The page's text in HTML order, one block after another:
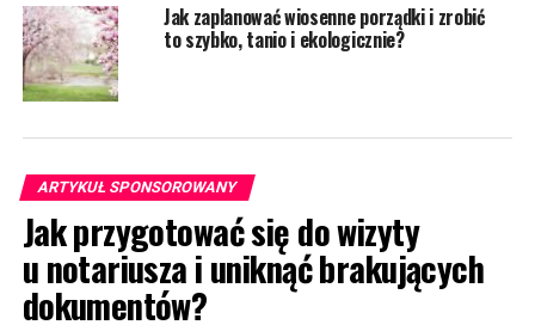
Jak zaplanować wiosenne porządki i zrobić
to szybko, tanio i ekologicznie?
ARTYKUŁ SPONSOROWANY
Jak przygotować się do wizyty
u notariusza i uniknąć brakujących
dokumentów?